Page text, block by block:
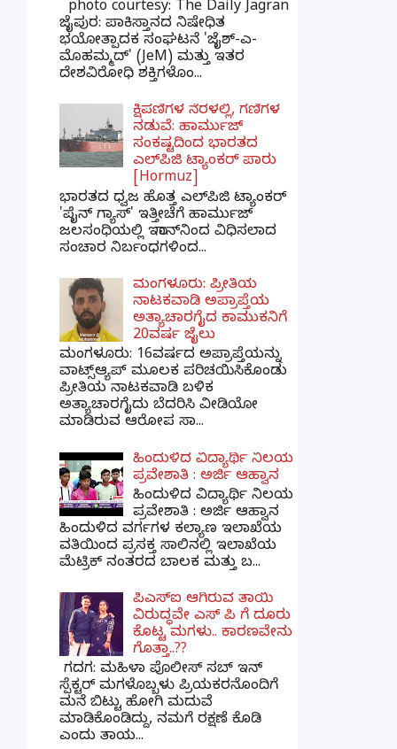
photo courtesy: The Daily Jagran
ಜೈಪುರ: ಪಾಕಿಸ್ತಾನದ ನಿಷೇಧಿತ
ಭಯೋತ್ಪಾದಕ ಸಂಘಟನೆ 'ಜೈಶ್-ಎ-
ಮೊಹಮ್ಮದ್' (JeM) ಮತ್ತು ಇತರ
ದೇಶವಿರೋಧಿ ಶಕ್ತಿಗಳೊಂ...
ಕ್ಷಿಪಣಿಗಳ ನೆರಳಲ್ಲಿ, ಗಣಿಗಳ
ನಡುವೆ: ಹಾರ್ಮುಜ್
ಸಂಕಷ್ಟದಿಂದ ಭಾರತದ
ಎಲ್‌ಪಿಜಿ ಟ್ಯಾಂಕರ್ ಪಾರು
[Hormuz]
ಭಾರತದ ಧ್ವಜ ಹೊತ್ತ ಎಲ್‌ಪಿಜಿ ಟ್ಯಾಂಕರ್
'ಪೈನ್ ಗ್ಯಾಸ್' ಇತ್ತೀಚೆಗೆ ಹಾರ್ಮುಜ್
ಜಲಸಂಧಿಯಲ್ಲಿ ಇರಾನ್‌ನಿಂದ ವಿಧಿಸಲಾದ
ಸಂಚಾರ ನಿರ್ಬಂಧಗಳಿಂದ...
ಮಂಗಳೂರು: ಪ್ರೀತಿಯ
ನಾಟಕವಾಡಿ ಅಪ್ರಾಪ್ತೆಯ
ಅತ್ಯಾಚಾರಗೈದ ಕಾಮುಕನಿಗೆ
20ವರ್ಷ ಜೈಲು
ಮಂಗಳೂರು: 16ವರ್ಷದ ಅಪ್ರಾಪ್ತೆಯನ್ನು
ವಾಟ್ಸ್ಆ್ಯಪ್ ಮೂಲಕ ಪರಿಚಯಿಸಿಕೊಂಡು
ಪ್ರೀತಿಯ ನಾಟಕವಾಡಿ ಬಳಿಕ
ಅತ್ಯಾಚಾರಗೈದು ಬೆದರಿಸಿ ವೀಡಿಯೋ
ಮಾಡಿರುವ ಆರೋಪ ಸಾ...
ಹಿಂದುಳಿದ ವಿದ್ಯಾರ್ಥಿ ನಿಲಯ
ಪ್ರವೇಶಾತಿ : ಅರ್ಜಿ ಆಹ್ವಾನ
ಹಿಂದುಳಿದ ವಿದ್ಯಾರ್ಥಿ ನಿಲಯ
ಪ್ರವೇಶಾತಿ : ಅರ್ಜಿ ಆಹ್ವಾನ
ಹಿಂದುಳಿದ ವರ್ಗಗಳ ಕಲ್ಯಾಣ ಇಲಾಖೆಯ
ವತಿಯಿಂದ ಪ್ರಸಕ್ತ ಸಾಲಿನಲ್ಲಿ ಇಲಾಖೆಯ
ಮೆಟ್ರಿಕ್ ನಂತರದ ಬಾಲಕ ಮತ್ತು ಬ...
ಪಿಎಸ್​ಐ ಆಗಿರುವ ತಾಯಿ
ವಿರುದ್ಧವೇ ಎಸ್ ಪಿ ಗೆ ದೂರು
ಕೊಟ್ಟ ಮಗಳು.. ಕಾರಣವೇನು
ಗೊತ್ತಾ..??
ಗದಗ​: ಮಹಿಳಾ ಪೊಲೀಸ್​ ಸಬ್ ​ಇನ್​
ಸ್ಪೆಕ್ಟರ್​ ಮಗಳೊಬ್ಬಳು ಪ್ರಿಯಕರನೊಂದಿಗೆ
ಮನೆ ಬಿಟ್ಟು ಹೋಗಿ ಮದುವೆ
ಮಾಡಿಕೊಂಡಿದ್ದು, ನಮಗೆ ರಕ್ಷಣೆ ಕೊಡಿ
ಎಂದು ತಾಯ...